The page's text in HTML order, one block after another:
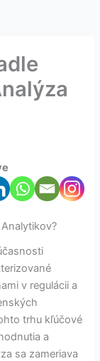
v regulácii a
trhu kľúčové
a
sa zameriava